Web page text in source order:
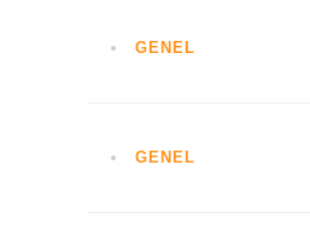
GENEL
GENEL